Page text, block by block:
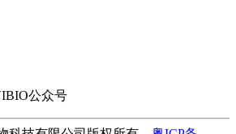
公众号